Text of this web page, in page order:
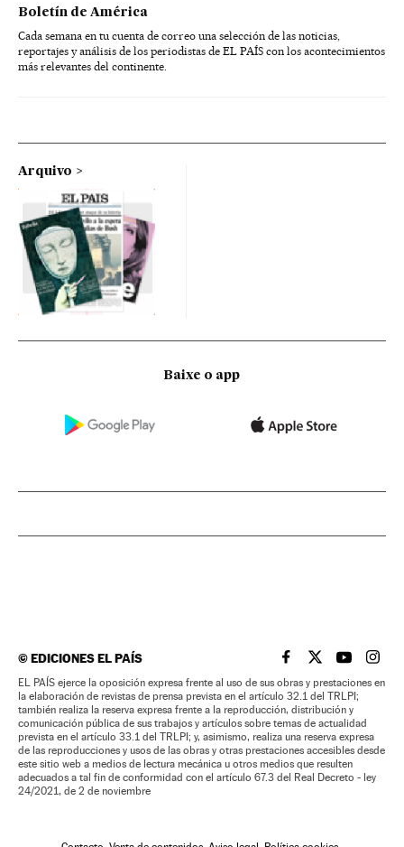
Boletín de América
Cada semana en tu cuenta de correo una selección de las noticias,
reportajes y análisis de los periodistas de EL PAÍS con los acontecimientos
más relevantes del continente.
Arquivo
Baixe o app
©EDICIONES EL PAÍS EL PAÍS BRASIL EN
EL PAÍSEL PAÍS
EL
EL PAÍS ejerce la oposición expresa frente al uso de sus obras y prestaciones en
la elaboración de revistas de prensa prevista en el artículo 32.1 del TRLPI;
también realiza la reserva expresa frente a la reproducción, distribución y
comunicación pública de sus trabajos y artículos sobre temas de actualidad
prevista en el artículo 33.1 del TRLPI; y, asimismo, realiza una reserva expresa
de las reproducciones y usos de las obras y otras prestaciones accesibles desde
este sitio web a medios de lectura mecánica u otros medios que resulten
adecuados a tal fin de conformidad con el artículo 67.3 del Real Decreto - ley
24/2021, de 2 de noviembre